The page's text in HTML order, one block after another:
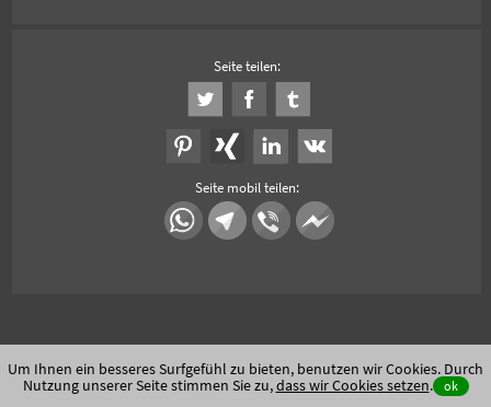
Seite teilen:
Seite mobil teilen:
Um Ihnen ein besseres Surfgefühl zu bieten, benutzen wir Cookies. Durch
Nutzung unserer Seite stimmen Sie zu,dass wir Cookies setzen. ok